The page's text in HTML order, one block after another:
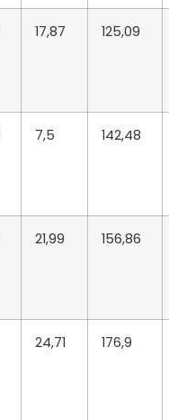
17,87 125,09
7,5 142,48
21,99 156,86
24,71 176,9